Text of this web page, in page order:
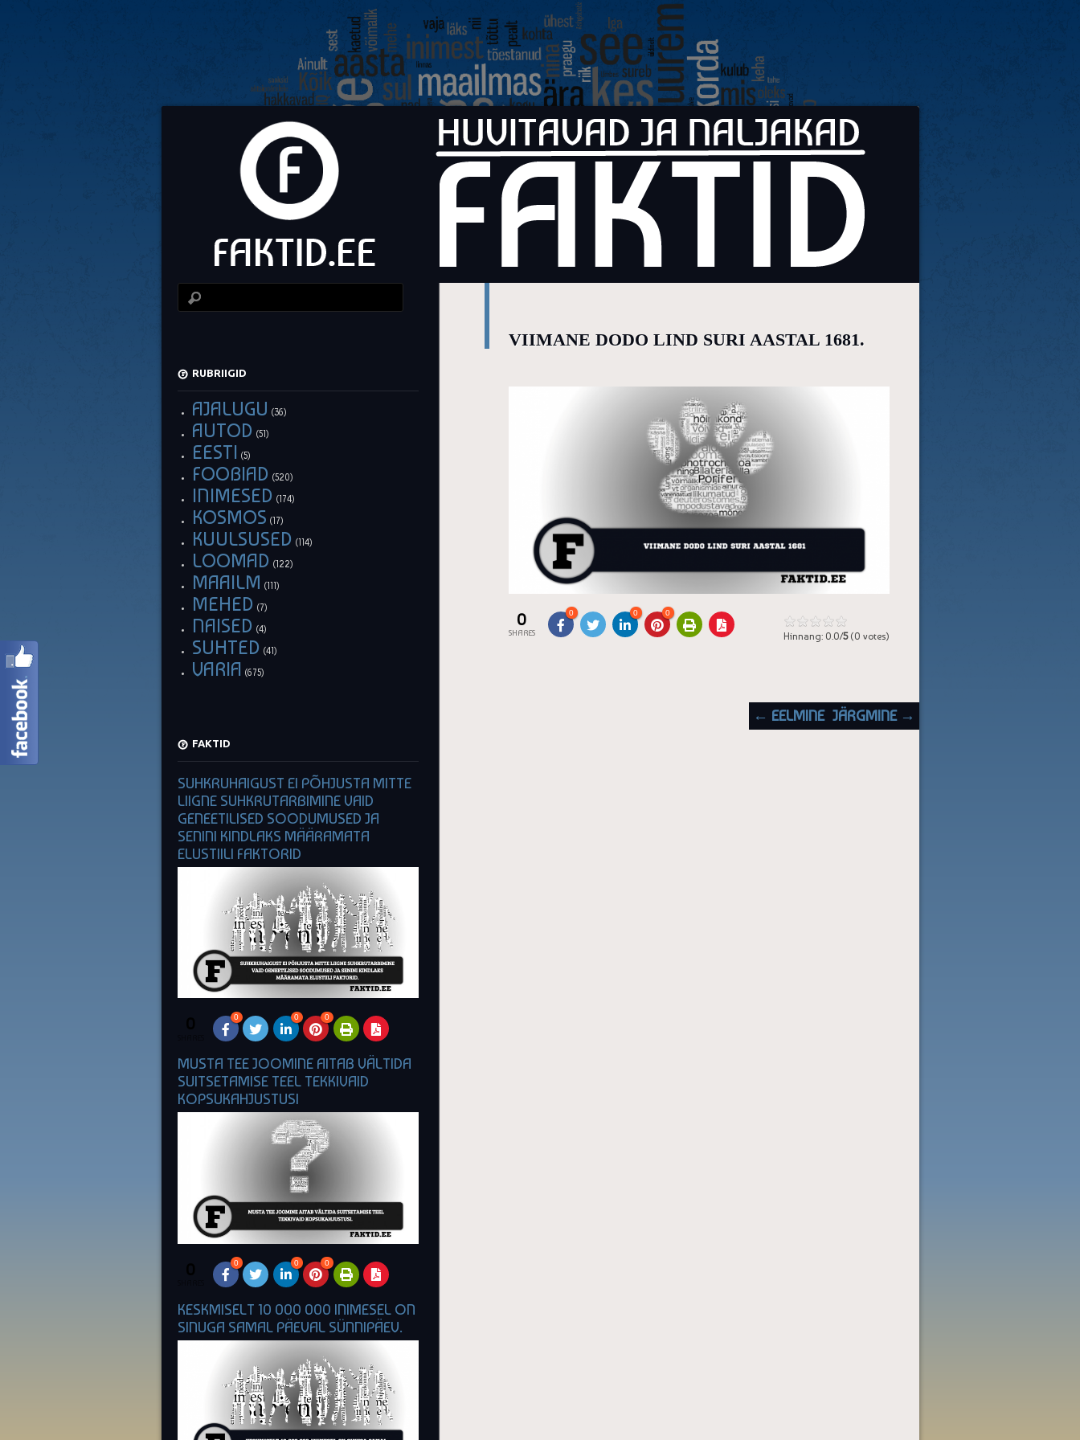
Faktid
Huvitavad ja naljakad faktid elust
VIIMANE DODO LIND SURI AASTAL 1681.
Hinnang: 0.0/5(0 votes)
0
SHARES
0 0 0
POST NAVIGATION
← EELMINE JÄRGMINE →
RUBRIIGID
AJALUGU (36)
AUTOD (51)
EESTI (5)
FOOBIAD (520)
INIMESED (174)
KOSMOS (17)
KUULSUSED (114)
LOOMAD (122)
MAAILM (111)
MEHED (7)
NAISED (4)
SUHTED (41)
VARIA (675)
FAKTID
SUHKRUHAIGUST EI PÕHJUSTA MITTE
LIIGNE SUHKRUTARBIMINE VAID
GENEETILISED SOODUMUSED JA
SENINI KINDLAKS MÄÄRAMATA
ELUSTIILI FAKTORID
0 0 0 0
MUSTA TEE JOOMINE AITAB VÄLTIDA
SUITSETAMISE TEEL TEKKIVAID
KOPSUKAHJUSTUSI
0 0 0 0
KESKMISELT 10 000 000 INIMESEL ON
SINUGA SAMAL PÄEVAL SÜNNIPÄEV.